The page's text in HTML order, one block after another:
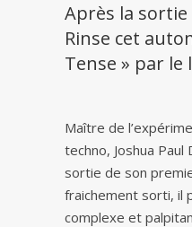
Après la sortie
Rinse cet
Tense » par
Maître de
techno, Joshua
sortie de son
fraichement sorti, il
complexe et